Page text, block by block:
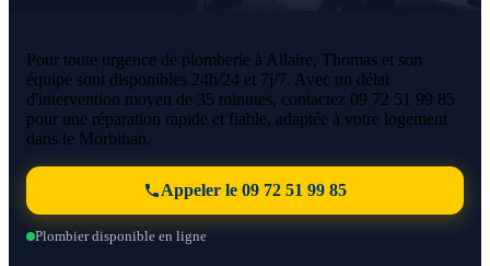
Pour toute urgence de plomberie à Allaire, Thomas et son
équipe sont disponibles 24h/24 et 7j/7. Avec un délai
d'intervention moyen de 35 minutes, contactez 09 72 51 99 85
pour une réparation rapide et fiable, adaptée à votre logement
dans le Morbihan.
Appeler le 09 72 51 99 85
Plombier disponible en ligne